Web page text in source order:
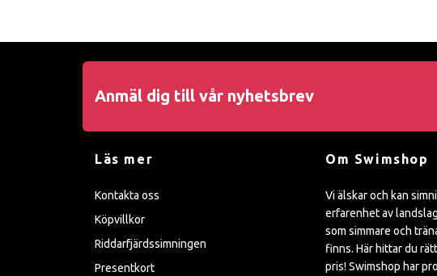
Anmäl dig till vår nyhetsbrev
Läs mer
Kontakta oss
Köpvillkor
Riddarfjärdssimningen
Presentkort
Om Swimshop
Vi älskar och kan
erfarenhet av
som simmare och
finns. Här hittar du
pris! Swimshop har